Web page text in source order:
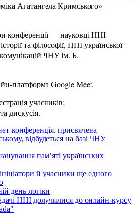
Агатангела Кримського»
конференції — науковці ННІ
та філософії, ННІ української
комунікацій ЧНУ ім. Б.
платформа Google Meet.
учасників;
дискусія.
конференція, присвячена
відбудеться на базі ЧНУ
пам’яті українських
й учасники ще одного
день логіки
ННІ долучилися до онлайн-курсу